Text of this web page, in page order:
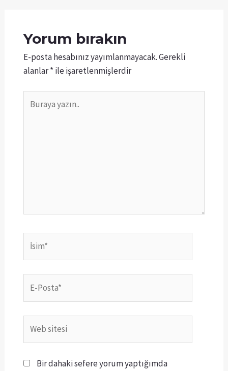
Yorum bırakın
E-posta hesabınız yayımlanmayacak.Gerekli
alanlar* ile işaretlenmişlerdir
Bir dahaki sefere yorum yaptığımda